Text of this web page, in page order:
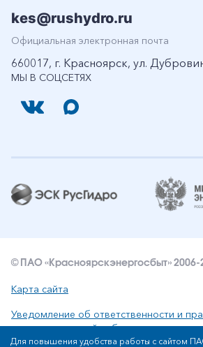
МЫ В СОЦСЕТЯХ
kes@rushydro.ru
Официальная электронная почта
660017, г. Красноярск, ул.
© ПАО «Красноярскэнергосбыт» 2006-
Карта сайта
Уведомление об ответственности и
интеллектуальной собственности
Для повышения удобства работы с сайтом